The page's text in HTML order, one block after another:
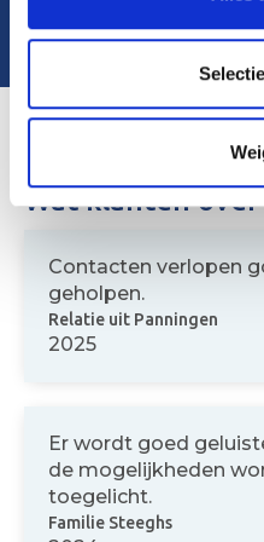
Wat klanten
Contacten verlopen
geholpen.
Relatie uit Panningen
2025
Er wordt goed
de mogelijkheden
toegelicht.
Familie Steeghs